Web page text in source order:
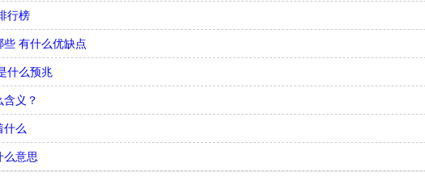
行榜
有什么优缺点
什么预兆
义？
什么
么意思